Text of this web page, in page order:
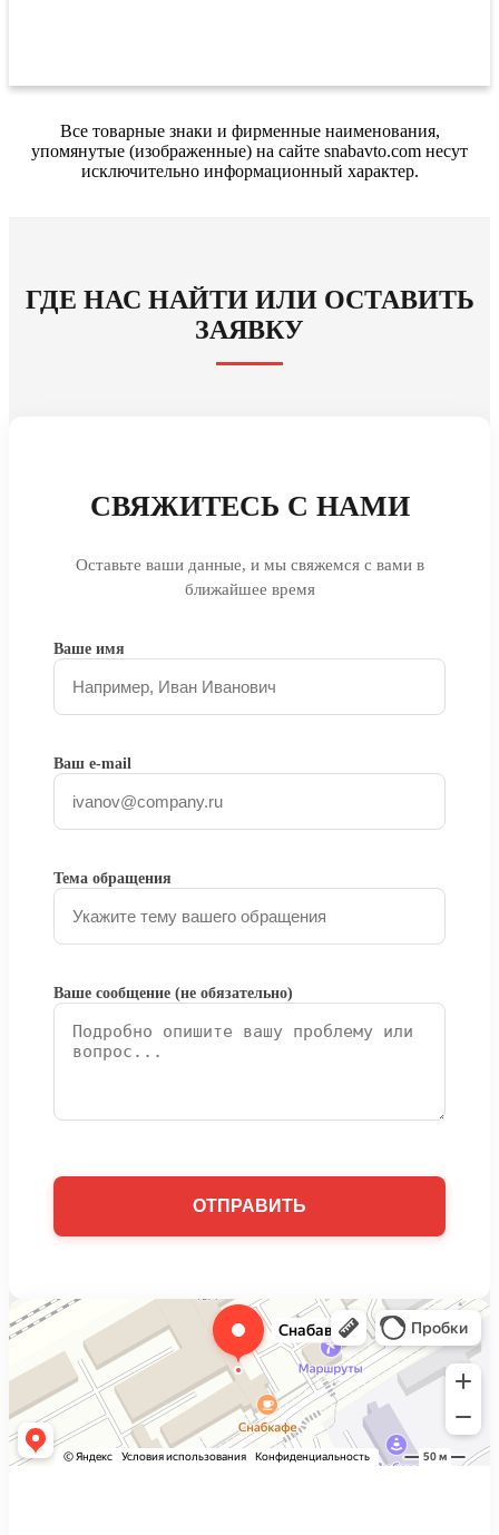
Все товарные знаки и фирменные наименования,
упомянутые (изображенные) на сайте snabavto.com несут
исключительно информационный характер.
ГДЕ НАС НАЙТИ ИЛИ ОСТАВИТЬ
ЗАЯВКУ
СВЯЖИТЕСЬ С НАМИ
Оставьте ваши данные, и мы свяжемся с вами в
ближайшее время
Ваше имя
Ваш e-mail
Тема обращения
Ваше сообщение (не обязательно)